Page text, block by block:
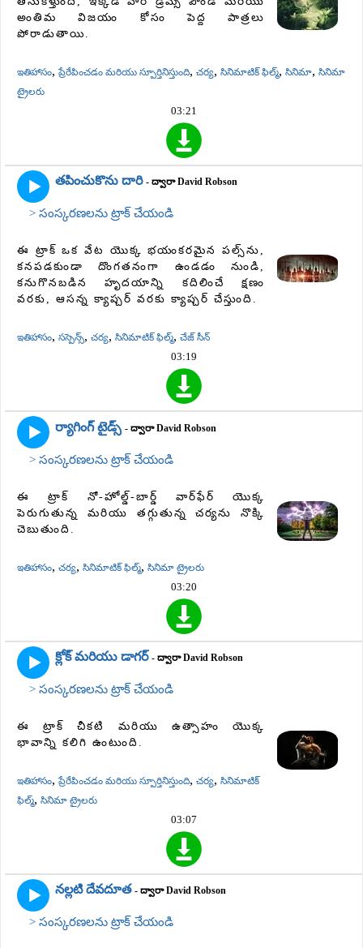
అంతిమ విజయం కోసం పెద్ద పాత్రలు
పోరాడుతాయి.
ఇతిహాసం,ప్రేరేపించడం మరియు స్పూర్తినిస్తుంది, చర్య, సినిమాటిక్ ఫిల్మ్, సినిమా, సినిమా
ట్రైలరు
03:21
తపించుకొను దారి - ద్వారా David Robson
> సంస్కరణలను ట్రాక్ చేయండి
ఈ ట్రాక్ ఒక వేట యొక్క భయంకరమైన పల్స్‌ను,
కనపడకుండా దొంగతనంగా ఉండడం నుండి,
కనుగొనబడిన హృదయాన్ని కదిలించే క్షణం
వరకు, ఆసన్న క్యాప్చర్ వరకు క్యాప్చర్ చేస్తుంది.
ఇతిహాసం, సస్పెన్స్, చర్య, సినిమాటిక్ ఫిల్మ్, చేజ్ సీన్
03:19
ర్యాగింగ్ టైడ్స్ - ద్వారా David Robson
> సంస్కరణలను ట్రాక్ చేయండి
ఈ ట్రాక్ నో-హోల్డ్-బార్డ్ వార్‌ఫేర్ యొక్క
పెరుగుతున్న మరియు తగ్గుతున్న చర్యను నొక్కి
చెబుతుంది.
ఇతిహాసం, చర్య, సినిమాటిక్ ఫిల్మ్, సినిమా ట్రైలరు
03:20
క్లోక్ మరియు డాగర్ - ద్వారా David Robson
> సంస్కరణలను ట్రాక్ చేయండి
ఈ ట్రాక్ చీకటి మరియు ఉత్సాహం యొక్క
భావాన్ని కలిగి ఉంటుంది.
ఇతిహాసం,ప్రేరేపించడం మరియు స్పూర్తినిస్తుంది, చర్య, సినిమాటిక్
ఫిల్మ్, సినిమా ట్రైలరు
03:07
నల్లటి దేవదూత - ద్వారా David Robson
> సంస్కరణలను ట్రాక్ చేయండి